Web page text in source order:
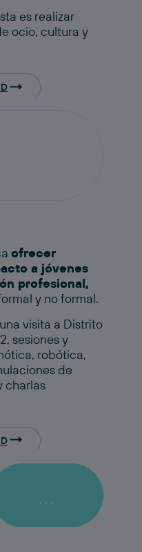
es realizar
ocio, cultura y
ofrecer
a jóvenes
profesional,
y no formal.
visita a Distrito
sesiones y
robótica,
de
charlas
...